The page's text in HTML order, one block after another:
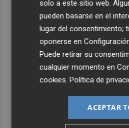
solo a este sitio web.
pueden basarse en el
lugar del consentimiento;
oponerse en
Puede retirar su
cualquier momento en
cookies.Política de
ACEPTAR